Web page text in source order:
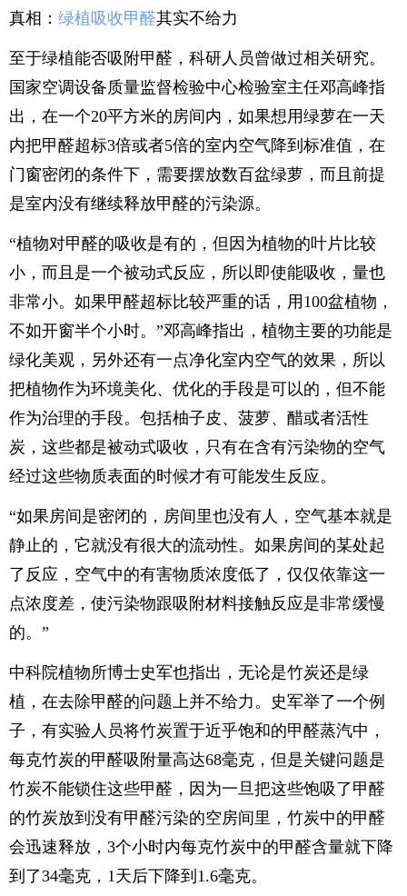
真相： 绿植吸收甲醛其实不给力
至于绿植能否吸附甲醛，科研人员曾做过相关研究。
国家空调设备质量监督检验中心检验室主任邓高峰指
出，在一个20平方米的房间内，如果想用绿萝在一天
内把甲醛超标3倍或者5倍的室内空气降到标准值，在
门窗密闭的条件下，需要摆放数百盆绿萝，而且前提
是室内没有继续释放甲醛的污染源。
“植物对甲醛的吸收是有的，但因为植物的叶片比较
小，而且是一个被动式反应，所以即使能吸收，量也
非常小。如果甲醛超标比较严重的话，用100盆植物，
不如开窗半个小时。”邓高峰指出，植物主要的功能是
绿化美观，另外还有一点净化室内空气的效果，所以
把植物作为环境美化、优化的手段是可以的，但不能
作为治理的手段。包括柚子皮、菠萝、醋或者活性
炭，这些都是被动式吸收，只有在含有污染物的空气
经过这些物质表面的时候才有可能发生反应。
“如果房间是密闭的，房间里也没有人，空气基本就是
静止的，它就没有很大的流动性。如果房间的某处起
了反应，空气中的有害物质浓度低了，仅仅依靠这一
点浓度差，使污染物跟吸附材料接触反应是非常缓慢
的。”
中科院植物所博士史军也指出，无论是竹炭还是绿
植，在去除甲醛的问题上并不给力。史军举了一个例
子，有实验人员将竹炭置于近乎饱和的甲醛蒸汽中，
每克竹炭的甲醛吸附量高达68毫克，但是关键问题是
竹炭不能锁住这些甲醛，因为一旦把这些饱吸了甲醛
的竹炭放到没有甲醛污染的空房间里，竹炭中的甲醛
会迅速释放，3个小时内每克竹炭中的甲醛含量就下降
到了34毫克，1天后下降到1.6毫克。